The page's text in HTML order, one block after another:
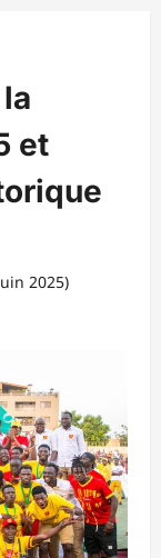
et
2025)